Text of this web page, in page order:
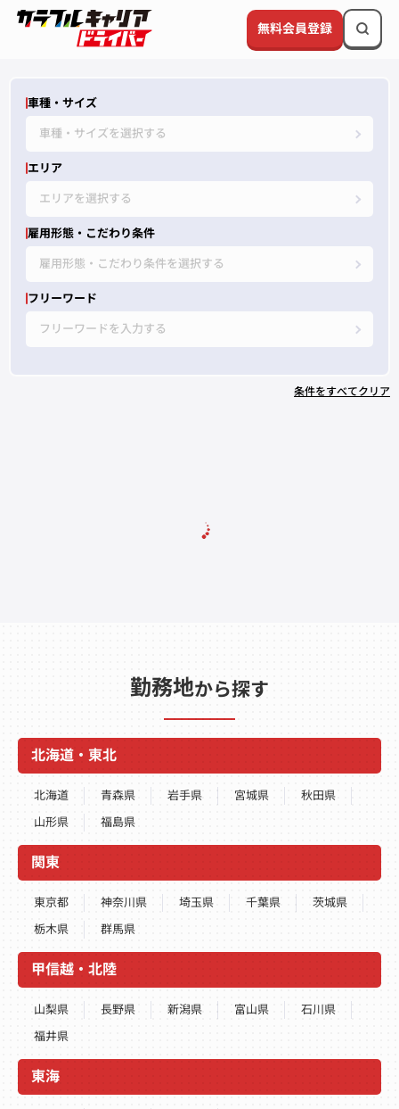
無料会員登録
車種・サイズ
車種・サイズを選択する
エリア
エリアを選択する
雇用形態・こだわり条件
雇用形態・こだわり条件を選択する
フリーワード
フリーワードを入力する
条件をすべてクリア
勤務地から探す
北海道・東北
北海道 青森県 岩手県 宮城県
秋田県
山形県
福島県
関東
東京都 神奈川県 埼玉県 千葉県
茨城県
栃木県
群馬県
甲信越・北陸
山梨県 長野県 新潟県 富山県
石川県
福井県
東海